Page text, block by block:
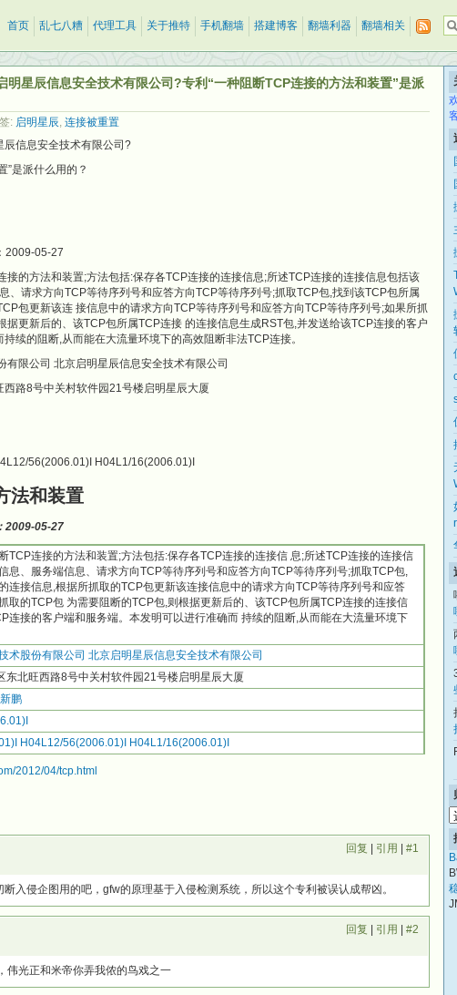
首页 乱七八糟 代理工具 关于推特 手机翻墙 搭建博客 翻墙利器 翻墙相关
明星辰信息安全技术有限公司?专利“一种阻断TCP连接的方法和装置”是派
: 启明星辰, 连接被重置
辰信息安全技术有限公司?
”是派什么用的？
2009-05-27
接的方法和装置;方法包括:保存各TCP连接的连接信息;所述TCP连接的连接信息包括该
、请求方向TCP等待序列号和应答方向TCP等待序列号;抓取TCP包,找到该TCP包所属
包更新该连 接信息中的请求方向TCP等待序列号和应答方向TCP等待序列号;如果所抓
据更新后的、该TCP包所属TCP连接 的连接信息生成RST包,并发送给该TCP连接的客户
续的阻断,从而能在大流量环境下的高效阻断非法TCP连接。
有限公司 北京启明星辰信息安全技术有限公司
路8号中关村软件园21号楼启明星辰大厦
56(2006.01)I H04L1/16(2006.01)I
法和装置
2009-05-27
TCP连接的方法和装置;方法包括:保存各TCP连接的连接信 息;所述TCP连接的连接信
息、服务端信息、请求方向TCP等待序列号和应答方向TCP等待序列号;抓取TCP包,
连接信息,根据所抓取的TCP包更新该连接信息中的请求方向TCP等待序列号和应答
取的TCP包 为需要阻断的TCP包,则根据更新后的、该TCP包所属TCP连接的连接信
连接的客户端和服务端。本发明可以进行准确而 持续的阻断,从而能在大流量环境下
术股份有限公司 北京启明星辰信息安全技术有限公司
东北旺西路8号中关村软件园21号楼启明星辰大厦
鹏
H04L12/56(2006.01)I H04L1/16(2006.01)I
2012/04/tcp.html
回复 引用 #1
入侵企图用的吧，gfw的原理基于入侵检测系统，所以这个专利被误认成帮凶。
回复 引用 #2
伟光正和米帝你弄我侬的鸟戏之一